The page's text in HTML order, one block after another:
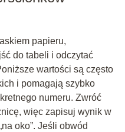
papieru,
do tabeli i odczytać
wartości są często
i pomagają szybko
numeru. Zwróć
więc zapisuj wynik w
oko”. Jeśli obwód